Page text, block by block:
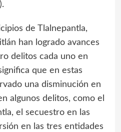
de Tlalnepantla,
han logrado avances
delitos cada uno en
que en estas
una disminución en
algunos delitos, como el
el secuestro en las
en las tres entidades